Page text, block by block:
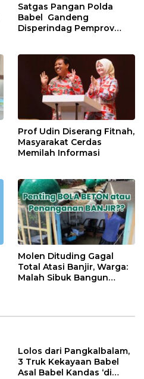
Satgas Pangan Polda
Babel Gandeng
Disperindag Pemprov
Prof Udin Diserang Fitnah,
Masyarakat Cerdas
Memilah Informasi
Molen Dituding Gagal
Total Atasi Banjir, Warga:
Malah Sibuk Bangun
Lolos dari Pangkalbalam,
3 Truk Kekayaan Babel
Asal Babel Kandas ‘di